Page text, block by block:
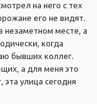
на него с тех
его не видят.
незаметном месте, а
когда
бывших коллег.
а для меня это
эта улица сегодня